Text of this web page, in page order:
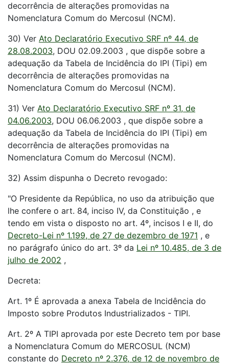
decorrência de alterações promovidas na
Nomenclatura Comum do Mercosul (NCM).
30) Ver Ato Declaratório Executivo SRF nº 44, de
28.08.2003, DOU 02.09.2003 , que dispõe sobre a
adequação da Tabela de Incidência do IPI (Tipi) em
decorrência de alterações promovidas na
Nomenclatura Comum do Mercosul (NCM).
31) Ver Ato Declaratório Executivo SRF nº 31, de
04.06.2003, DOU 06.06.2003 , que dispõe sobre a
adequação da Tabela de Incidência do IPI (Tipi) em
decorrência de alterações promovidas na
Nomenclatura Comum do Mercosul (NCM).
32) Assim dispunha o Decreto revogado:
"O Presidente da República, no uso da atribuição que
lhe confere o art. 84, inciso IV, da Constituição , e
tendo em vista o disposto no art. 4º, incisos I e II, do
Decreto-Lei nº 1.199, de 27 de dezembro de 1971 , e
no parágrafo único do art. 3º da Lei nº 10.485, de 3 de
julho de 2002 ,
Decreta:
Art. 1º É aprovada a anexa Tabela de Incidência do
Imposto sobre Produtos Industrializados - TIPI.
Art. 2º A TIPI aprovada por este Decreto tem por base
a Nomenclatura Comum do MERCOSUL (NCM)
constante do Decreto nº 2.376, de 12 de novembro de